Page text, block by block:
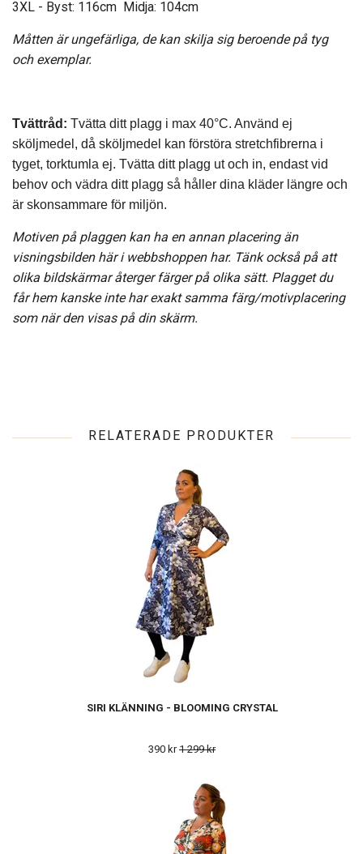
3XL - Byst: 116cm Midja: 104cm
Måtten är ungefärliga, de kan skilja sig beroende på tyg
och exemplar.
Tvättråd: Tvätta ditt plagg i max 40°C. Använd ej
sköljmedel, då sköljmedel kan förstöra stretchfibrerna i
tyget, torktumla ej. Tvätta ditt plagg ut och in, endast vid
behov och vädra ditt plagg så håller dina kläder längre och
är skonsammare för miljön.
Motiven på plaggen kan ha en annan placering än
visningsbilden här i webbshoppen har. Tänk också på att
olika bildskärmar återger färger på olika sätt. Plagget du
får hem kanske inte har exakt samma färg/motivplacering
som när den visas på din skärm.
RELATERADE PRODUKTER
SIRI KLÄNNING - BLOOMING CRYSTAL
390 kr1 299 kr